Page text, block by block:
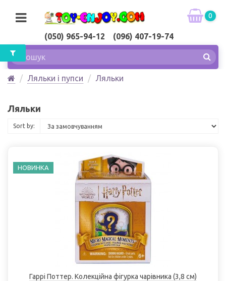
(050) 965-94-12 (096) 407-19-74
0
Ляльки і пупси Ляльки
Ляльки
Sort by:
НОВИНКА
Гаррі Поттер. Колекційна фігурка чарівника (3,8 см)